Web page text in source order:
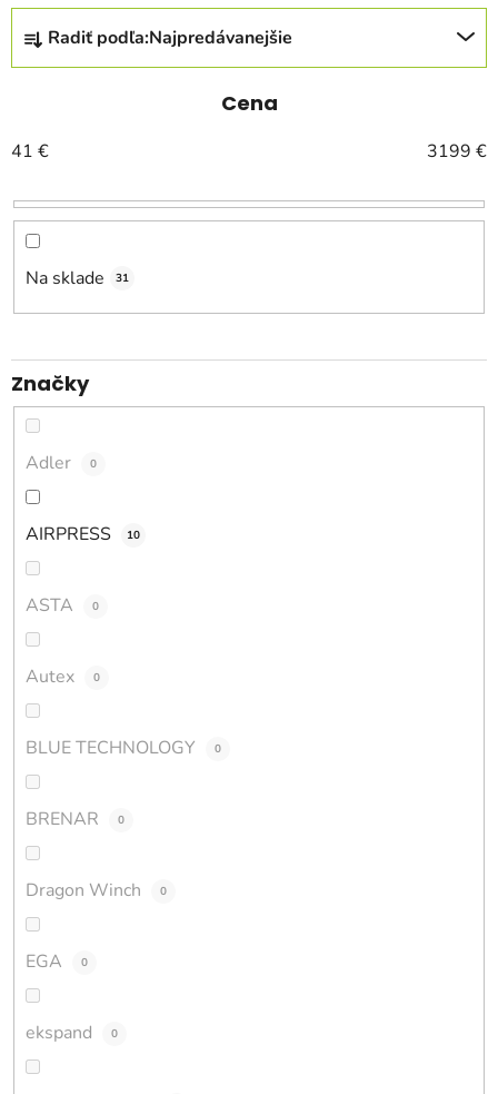
R
a
d
n
i
e
p
o
d
k
t
o
Radiť podľa:Najpredávanejšie
Cena
41 € 3199 €
Na sklade 31
Značky
Adler 0
AIRPRESS 10
ASTA 0
Autex 0
BLUE TECHNOLOGY 0
BRENAR 0
Dragon Winch 0
EGA 0
ekspand 0